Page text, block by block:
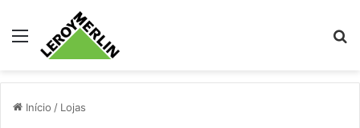
Menu
Início / Lojas